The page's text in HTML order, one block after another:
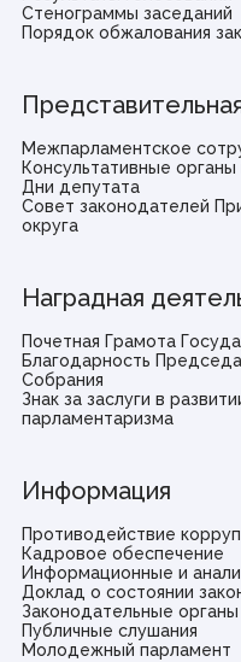
Стенограммы заседаний
Порядок обжалования
Межпарламентское
Консультативные
Дни депутата
Совет законодателей
округа
Наградная
Почетная Грамота
Благодарность
Собрания
Знак за заслуги в
парламентаризма
Информация
Противодействие
Кадровое обеспечение
Информационные и
Доклад о состоянии
Законодательные
Публичные слушания
Молодежный парламент